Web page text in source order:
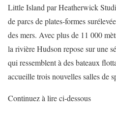
Little Island par Heatherwick
de parcs de plates-formes
des mers. Avec plus de 11 000
la rivière Hudson repose sur une
qui ressemblent à des bateaux
accueille trois nouvelles salles de
Continuez à lire ci-dessous